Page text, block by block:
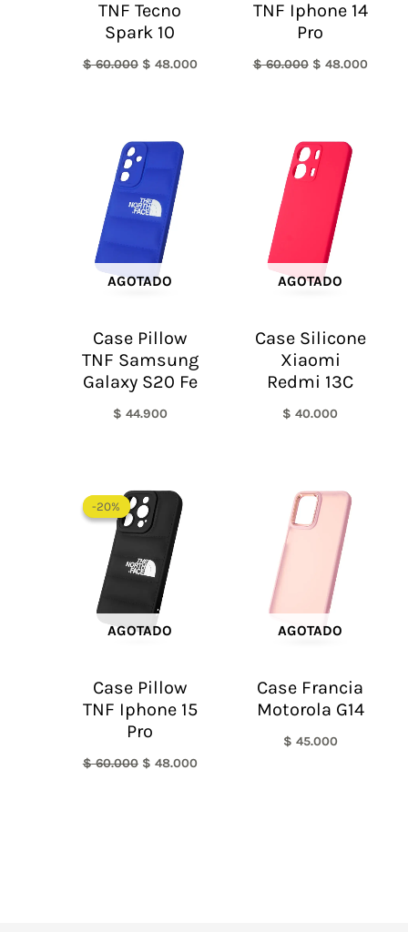
TNF Tecno
Spark 10
$60.000 $ 48.000
TNF Iphone 14
Pro
$60.000 $ 48.000
AGOTADO
Case Pillow
TNF Samsung
Galaxy S20 Fe
$ 44.900
AGOTADO
Case Silicone
Xiaomi
Redmi 13C
$ 40.000
-20%
AGOTADO
-20%
Case Pillow
TNF Iphone 15
Pro
$60.000
precio
original
era:
$ 60.000.
$ 48.000
AGOTADO
Case Francia
Motorola G14
$ 45.000